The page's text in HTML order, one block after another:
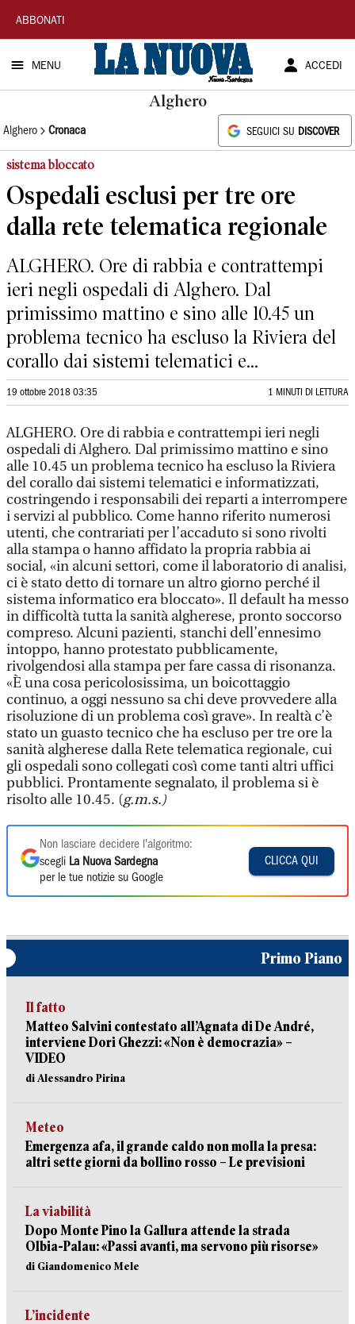
La
Nuova
Sardegna
ABBONATI
MENU ACCEDI
Alghero
Alghero Cronaca SEGUICI SU DISCOVER
sistema bloccato
Ospedali esclusi per tre ore
dalla rete telematica regionale
ALGHERO. Ore di rabbia e contrattempi
ieri negli ospedali di Alghero. Dal
primissimo mattino e sino alle 10.45 un
problema tecnico ha escluso la Riviera del
corallo dai sistemi telematici e...
19 ottobre 2018 03:35 1 MINUTI DI LETTURA
ALGHERO. Ore di rabbia e contrattempi ieri negli
ospedali di Alghero. Dal primissimo mattino e sino
alle 10.45 un problema tecnico ha escluso la Riviera
del corallo dai sistemi telematici e informatizzati,
costringendo i responsabili dei reparti a interrompere
i servizi al pubblico. Come hanno riferito numerosi
utenti, che contrariati per l’accaduto si sono rivolti
alla stampa o hanno affidato la propria rabbia ai
social, «in alcuni settori, come il laboratorio di analisi,
ci è stato detto di tornare un altro giorno perché il
sistema informatico era bloccato». Il default ha messo
in difficoltà tutta la sanità algherese, pronto soccorso
compreso. Alcuni pazienti, stanchi dell’ennesimo
intoppo, hanno protestato pubblicamente,
rivolgendosi alla stampa per fare cassa di risonanza.
«È una cosa pericolosissima, un boicottaggio
continuo, a oggi nessuno sa chi deve provvedere alla
risoluzione di un problema così grave». In realtà c’è
stato un guasto tecnico che ha escluso per tre ore la
sanità algherese dalla Rete telematica regionale, cui
gli ospedali sono collegati così come tanti altri uffici
pubblici. Prontamente segnalato, il problema si è
risolto alle 10.45. (g.m.s.)
Non lasciare decidere l'algoritmo:
scegli La Nuova Sardegna
per le tue notizie su Google
CLICCA QUI
Primo Piano
Il fatto
Matteo Salvini contestato all’Agnata di De André,
interviene Dori Ghezzi: «Non è democrazia» –
VIDEO
di Alessandro Pirina
Meteo
Emergenza afa, il grande caldo non molla la presa:
altri sette giorni da bollino rosso – Le previsioni
La viabilità
Dopo Monte Pino la Gallura attende la strada
Olbia-Palau: «Passi avanti, ma servono più risorse»
di Giandomenico Mele
L’incidente